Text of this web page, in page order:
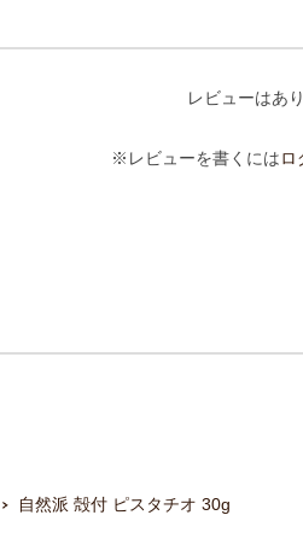
レビューはあ
※レビューを書くにはロ
自然派 殻付 ピスタチオ 30g